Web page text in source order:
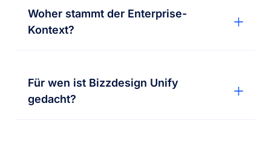
Woher stammt der Enterprise-
Kontext?
Für wen ist Bizzdesign Unify
gedacht?